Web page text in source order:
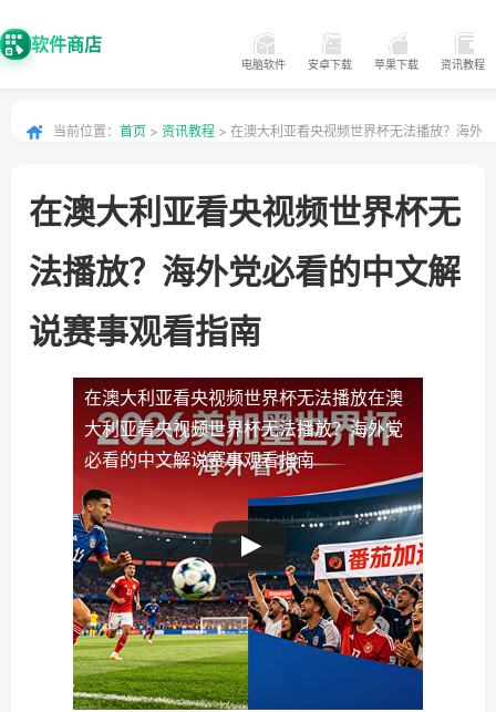
软件商店
电脑软件 安卓下载 苹果下载 资讯教程
当前位置： 首页 > 资讯教程 > 在澳大利亚看央视频世界杯无法播放？海外
在澳大利亚看央视频世界杯无
法播放？海外党必看的中文解
说赛事观看指南
在澳大利亚看央视频世界杯无法播放在澳
大利亚看央视频世界杯无法播放？海外党
必看的中文解说赛事观看指南